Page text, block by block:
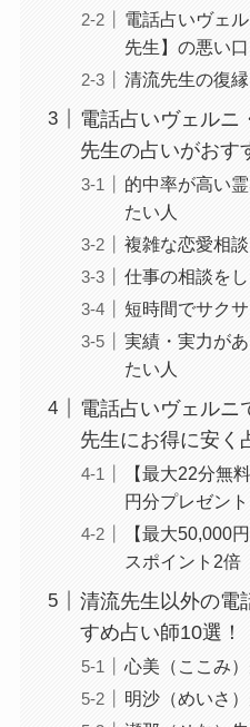
電話占いヴェ
先生】の悪い
清流先生の復
電話占いヴェルニ
先生の占いがおす
的中率が高い
たい人
複雑な恋愛相
仕事の相談をし
短時間でサク
実績・実力が
たい人
電話占いヴェルニ
先生にお得に安く
【最大22分無
円分プレゼント
【最大50,000
スポイント2倍
清流先生以外の電
すめ占い師10選！
心美（ここみ
明沙（めいさ